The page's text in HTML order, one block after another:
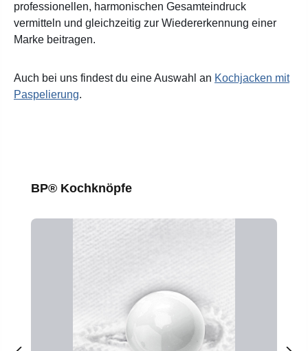
professionellen, harmonischen Gesamteindruck
vermitteln und gleichzeitig zur Wiedererkennung einer
Marke beitragen.
Auch bei uns findest du eine Auswahl an Kochjacken mit
Paspelierung.
Produktgalerie überspringen
BP® Kochknöpfe